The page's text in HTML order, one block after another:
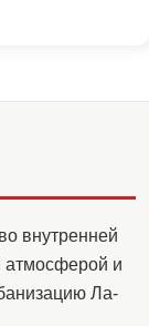
внутренней
атмосферой и
Ла-